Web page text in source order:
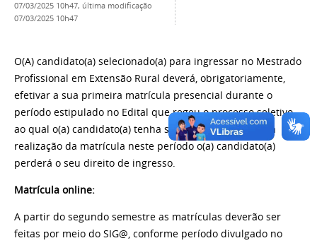
07/03/2025 10h47, última modificação
07/03/2025 10h47
O(A) candidato(a) selecionado(a) para ingressar no Mestrado
Profissional em Extensão Rural deverá, obrigatoriamente,
efetivar a sua primeira matrícula presencial durante o
período estipulado no Edital que regeu o processo seletivo
ao qual o(a) candidato(a) tenha sido aprovado(a), sem a
realização da matrícula neste período o(a) candidato(a)
perderá o seu direito de ingresso.
Matrícula online:
A partir do segundo semestre as matrículas deverão ser
feitas por meio do SIG@, conforme período divulgado no